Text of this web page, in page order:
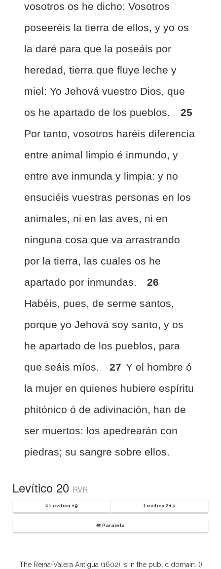
vosotros os he dicho: Vosotros
poseeréis la tierra de ellos, y yo os
la daré para que la poseáis por
heredad, tierra que fluye leche y
miel: Yo Jehová vuestro Dios, que
os he apartado de los pueblos.
25
Por tanto, vosotros haréis diferencia
entre animal limpio é inmundo, y
entre ave inmunda y limpia: y no
ensuciéis vuestras personas en los
animales, ni en las aves, ni en
ninguna cosa que va arrastrando
por la tierra, las cuales os he
apartado por inmundas.
26
Habéis, pues, de serme santos,
porque yo Jehová soy santo, y os
he apartado de los pueblos, para
que seáis míos.
27 Y el hombre ó
la mujer en quienes hubiere espíritu
phitónico ó de adivinación, han de
ser muertos: los apedrearán con
piedras; su sangre sobre ellos.
Levítico 20 RVR
Levítico 19 Levítico 21
Paralelo
The Reina-Valera Antigua (1602) is in the public domain. ()